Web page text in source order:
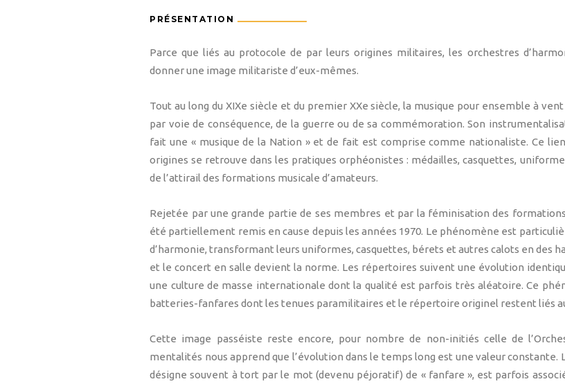
PRÉSENTATION
Parce que liés au protocole de par leurs origines militaires, les orchestres
donner une image militariste d’eux-mêmes.
Tout au long du XIXe siècle et du premier XXe siècle, la musique pour ensemble à
par voie de conséquence, de la guerre ou de sa commémoration. Son
fait une « musique de la Nation » et de fait est comprise comme nationaliste. Ce
origines se retrouve dans les pratiques orphéonistes : médailles, casquettes,
de l’attirail des formations musicale d’amateurs.
Rejetée par une grande partie de ses membres et par la féminisation des
été partiellement remis en cause depuis les années 1970. Le phénomène est
d’harmonie, transformant leurs uniformes, casquettes, bérets et autres calots en des
et le concert en salle devient la norme. Les répertoires suivent une évolution
une culture de masse internationale dont la qualité est parfois très aléatoire. Ce
batteries-fanfares dont les tenues paramilitaires et le répertoire originel restent liés
Cette image passéiste reste encore, pour nombre de non-initiés celle de
mentalités nous apprend que l’évolution dans le temps long est une valeur constante.
désigne souvent à tort par le mot (devenu péjoratif) de « fanfare », est parfois